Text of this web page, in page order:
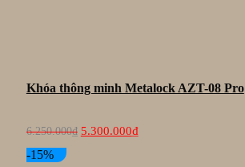
Khóa thông minh Metalock AZT-08 Pro
6.250.000₫
Giá
gốc
5.300.000₫Giá
hiện
-15%